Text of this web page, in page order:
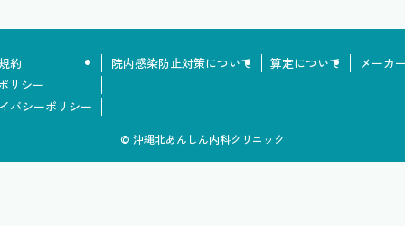
約
リシー
バシーポリシー
院内感染防止対策について 算定について メーカ
© 沖縄北あんしん内科クリニック